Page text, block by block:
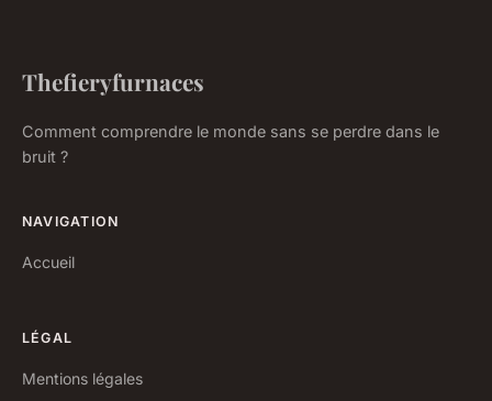
Thefieryfurnaces
Comment comprendre le monde sans se perdre dans le
bruit ?
NAVIGATION
Accueil
LÉGAL
Mentions légales